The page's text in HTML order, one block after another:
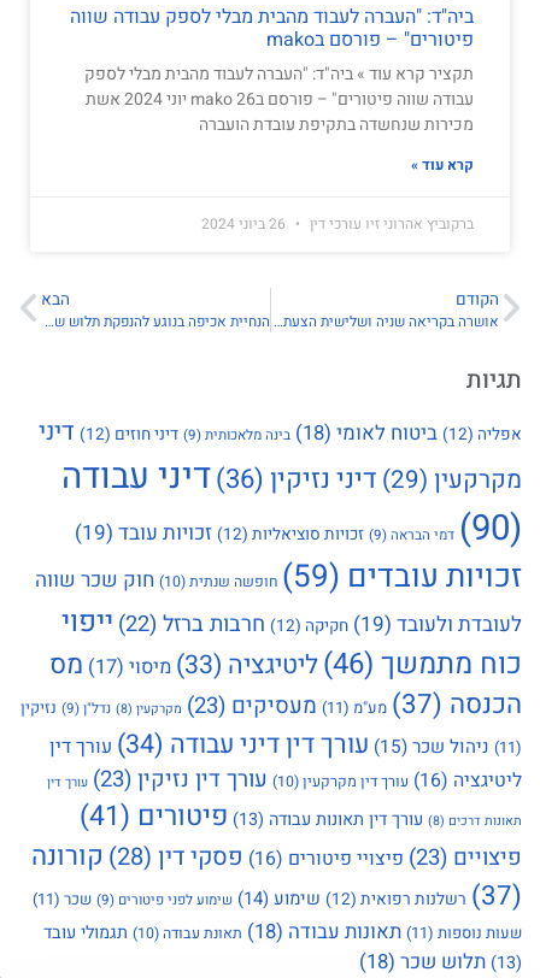
ביה"ד: "העברה לעבוד מהבית מבלי לספק עבודה שווה
פיטורים" – פורסם בmako
תקציר קרא עוד » ביה"ד: "העברה לעבוד מהבית מבלי לספק
עבודה שווה פיטורים" – פורסם בmako 26 יוני 2024 אשת
מכירות שנחשדה בתקיפת עובדת הועברה
קרא עוד »
ברקוביץ אהרוני זיו עורכי דין
הקודם
אושרה בקריאה שניה ושלישית הצעת חוק שכר שווה לעובדת ולעובד
הבא
הנחיית אכיפה בנוגע להנפקת תלוש שכר דיגיטלי לאור תקנות הגנת השכר (דרכים מיוחדות למסירת תלושי שכר), תשע"ז-2017
תגיות
אפליה (12) ביטוח לאומי (18) בינה מלאכותית(9) דיני חוזים (12)
דיני
מקרקעין (29) דיני נזיקין (36)
דיני עבודה
(90)
דמי הבראה(9) זכויות סוציאליות (12) זכויות עובד (19)
זכויות עובדים (59) חופשה שנתית(10)
חוק שכר שווה
לעובדת ולעובד (19) חקיקה (12) חרבות ברזל (22)
ייפוי
כוח מתמשך (46) ליטיגציה (33) מיסוי (17)
מס
הכנסה (37) מע"מ (11) מעסיקים (23) מקרקעין (8) נדל"ן(9)
נזיקין
(11)
ניהול שכר(15) עורך דין דיני עבודה (34)
עורך דין
ליטיגציה (16) עורך דין מקרקעין(10) עורך דין נזיקין(23) עורך דין
תאונות דרכים (8) עורך דין תאונות עבודה (13) פיטורים (41)
פיצויים (23) פיצויי פיטורים (16) פסקי דין (28)
קורונה
(37)
רשלנות רפואית (12) שימוע(14) שימוע לפני פיטורים (9) שכר (11)
שעות נוספות (11) תאונות עבודה (18) תאונת עבודה (10)
תגמולי עובד
(13)
תלוש שכר (18)